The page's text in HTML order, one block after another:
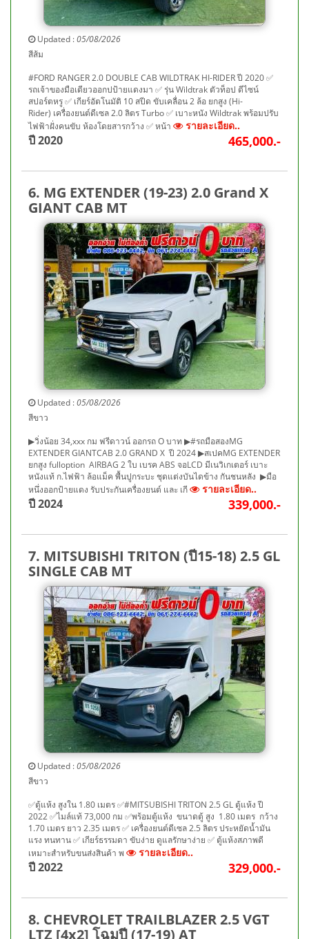
Updated :05/08/2026
สีส้ม
#FORD RANGER 2.0 DOUBLE CAB WILDTRAK HI-RIDER ปี 2020 ✅
รถเจ้าของมือเดียวออกปป้ายแดงมา ✅ รุ่น Wildtrak ตัวท็อป ดีไซน์
สปอร์ตหรู ✅ เกียร์อัตโนมัติ 10 สปีด ขับเคลื่อน 2 ล้อ ยกสูง (Hi-
Rider) เครื่องยนต์ดีเซล 2.0 ลิตร Turbo ✅ เบาะหนัง Wildtrak พร้อมปรับ
ไฟฟ้าฝั่งคนขับ ห้องโดยสารกว้าง ✅ หน้า
รายละเอียด..
ปี 2020 465,000.-
6. MG EXTENDER (19-23) 2.0 Grand X
GIANT CAB MT
Updated :05/08/2026
สีขาว
▶วิ่งน้อย 34,xxx กม ฟรีดาวน์ ออกรถ O บาท ▶#รถมือสองMG
EXTENDER GIANTCAB 2.0 GRAND X ปี 2024 ▶สเปคMG EXTENDER
ยกสูง fulloption AIRBAG 2 ใบ เบรค ABS จอLCD มีเนวิเกเตอร์ เบาะ
หนังแท้ ก.ไฟฟ้า ล้อแม็ค พื้นปูกระบะ ชุดแต่งบันไดข้าง กันชนหลัง ▶มือ
หนึ่งออกป้ายแดง รับประกันเครื่องยนต์ และ เกี
รายละเอียด..
ปี 2024 339,000.-
7. MITSUBISHI TRITON (ปี15-18) 2.5 GL
SINGLE CAB MT
Updated :05/08/2026
สีขาว
✅ตู้แห้ง สูงใน 1.80 เมตร ✅#MITSUBISHI TRITON 2.5 GL ตู้แห้ง ปี
2022 ✅ไมล์แท้ 73,000 กม ✅พร้อมตู้แห้ง ขนาดตู้ สูง 1.80 เมตร กว้าง
1.70 เมตร ยาว 2.35 เมตร ✅ เครื่องยนต์ดีเซล 2.5 ลิตร ประหยัดน้ำมัน
แรง ทนทาน ✅ เกียร์ธรรมดา ขับง่าย ดูแลรักษาง่าย ✅ ตู้แห้งสภาพดี
เหมาะสำหรับขนส่งสินค้า พ
รายละเอียด..
ปี 2022 329,000.-
8. CHEVROLET TRAILBLAZER 2.5 VGT
LTZ [4x2] โฉมปี (17-19) AT